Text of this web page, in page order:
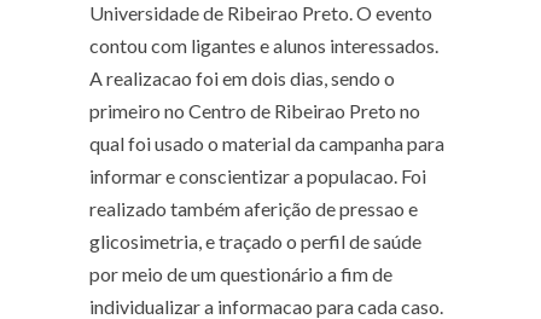
Universidade de Ribeirao Preto. O evento
contou com ligantes e alunos interessados.
A realizacao foi em dois dias, sendo o
primeiro no Centro de Ribeirao Preto no
qual foi usado o material da campanha para
informar e conscientizar a populacao. Foi
realizado também aferição de pressao e
glicosimetria, e traçado o perfil de saúde
por meio de um questionário a fim de
individualizar a informacao para cada caso.